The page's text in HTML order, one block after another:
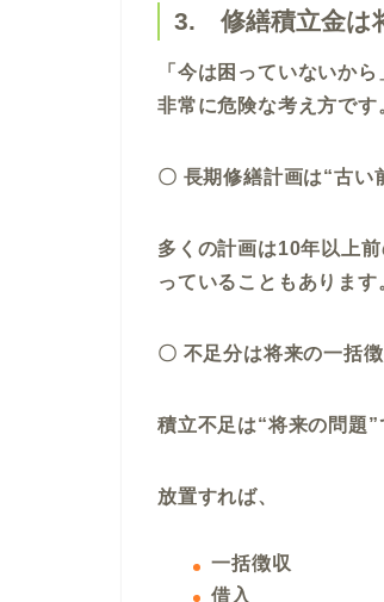
3. 修繕積立金は
「今は困っていないか
非常に危険な考え方です
〇 長期修繕計画は“古い
多くの計画は10年以上
っていることもあります
〇 不足分は将来の一括
積立不足は“将来の問題
放置すれば、
一括徴収
借入